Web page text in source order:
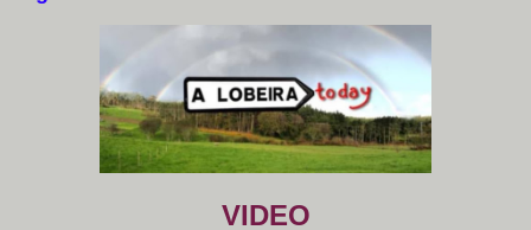
VIDEO